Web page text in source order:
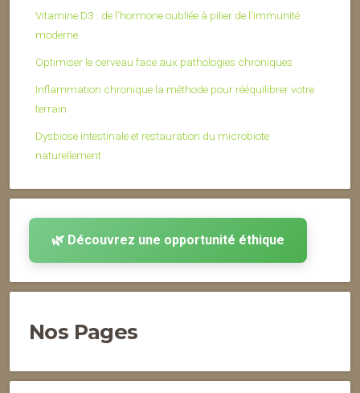
Vitamine D3 : de l’hormone oubliée à pilier de l’immunité
moderne
Optimiser le cerveau face aux pathologies chroniques
Inflammation chronique la méthode pour rééquilibrer votre
terrain
Dysbiose intestinale et restauration du microbiote
naturellement
🌿 Découvrez une opportunité éthique
Nos Pages